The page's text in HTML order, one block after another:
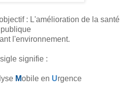
: L'amélioration de la santé
publique
l'environnement.
signifie :
Mobile en Urgence